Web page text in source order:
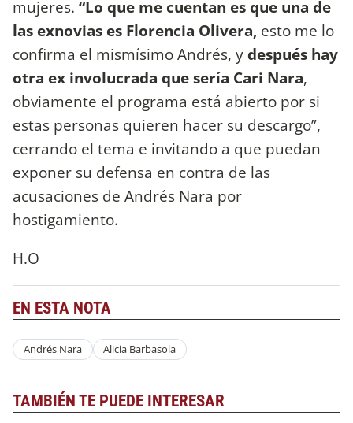
mujeres. “Lo que me cuentan es que una de
las exnovias es Florencia Olivera, esto me lo
confirma el mismísimo Andrés, ydespués hay
otra ex involucrada que sería Cari Nara,
obviamente el programa está abierto por si
estas personas quieren hacer su descargo”,
cerrando el tema e invitando a que puedan
exponer su defensa en contra de las
acusaciones de Andrés Nara por
hostigamiento.
H.O
EN ESTA NOTA
Andrés Nara Alicia Barbasola
TAMBIÉN TE PUEDE INTERESAR